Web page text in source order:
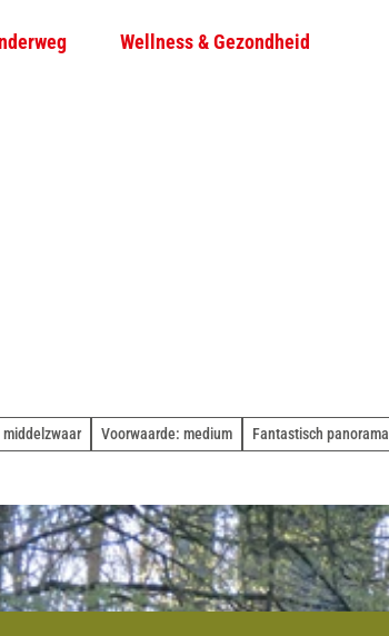
Wellness & Gezondheid
Voorwaarde: medium Fantastisch panorama